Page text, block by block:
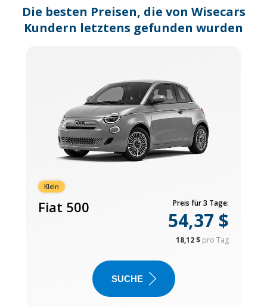
dates.
Die besten Preisen, die von Wisecars
Kundern letztens gefunden wurden
Klein
Fiat 500 Preis für 3 Tage:
54,37 $
18,12 $ pro Tag
SUCHE